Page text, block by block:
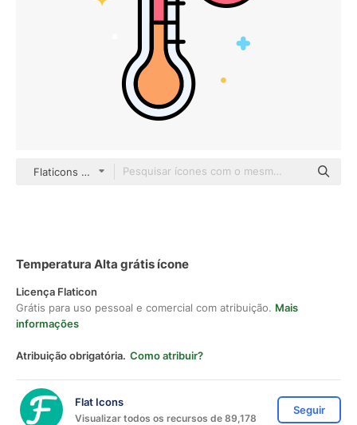
Flaticons Lineal Color
Temperatura Alta grátis ícone
Licença Flaticon
Grátis para uso pessoal e comercial com atribuição. Mais
informações
Atribuição obrigatória. Como atribuir?
Flat Icons
Visualizar todos os recursos de 89,178
Seguir